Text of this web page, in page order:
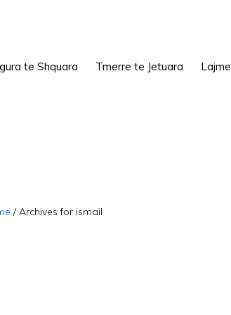
te Shquara Tmerre te Jetuara Lajme
/ Archives for ismail